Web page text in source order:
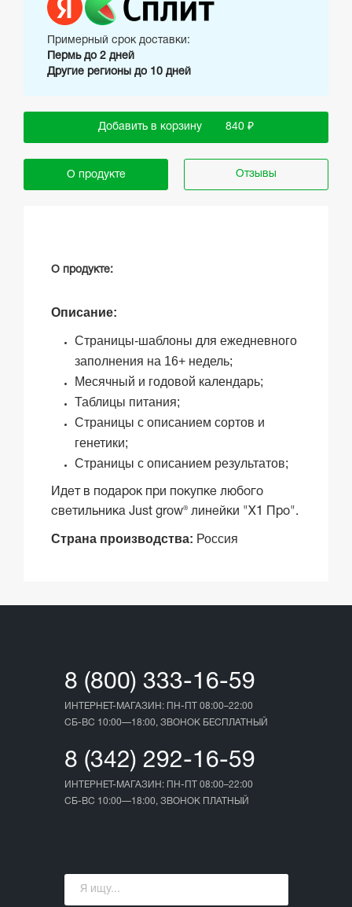
Примерный срок доставки:
Пермь до 2 дней
Другие регионы до 10 дней
Добавить в корзину 840 ₽
О продукте Отзывы
О продукте:
Описание:
Страницы-шаблоны для ежедневного
заполнения на 16+ недель;
Месячный и годовой календарь;
Таблицы питания;
Страницы с описанием сортов и
генетики;
Страницы с описанием результатов;
Идет в подарок при покупке любого
светильника Just grow® линейки "X1 Про".
Страна производства: Россия
8 (800) 333-16-59
ИНТЕРНЕТ-МАГАЗИН: ПН-ПТ 08:00–22:00
СБ-ВС 10:00—18:00, ЗВОНОК БЕСПЛАТНЫЙ
8 (342) 292-16-59
ИНТЕРНЕТ-МАГАЗИН: ПН-ПТ 08:00–22:00
СБ-ВС 10:00—18:00, ЗВОНОК ПЛАТНЫЙ